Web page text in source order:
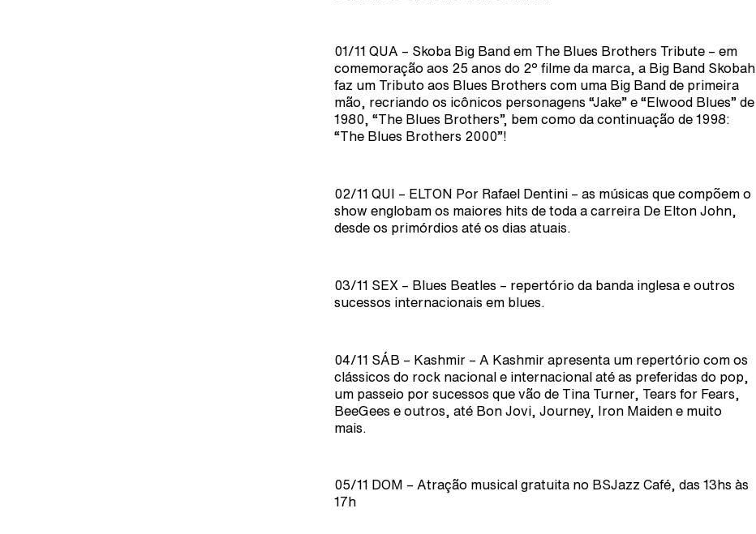
01/11 QUA – Skoba Big Band em The Blues Brothers Tribute – em
comemoração aos 25 anos do 2º filme da marca, a Big Band Skobah
faz um Tributo aos Blues Brothers com uma Big Band de primeira
mão, recriando os icônicos personagens “Jake” e “Elwood Blues” de
1980, “The Blues Brothers”, bem como da continuação de 1998:
“The Blues Brothers 2000”!
02/11 QUI – ELTON Por Rafael Dentini – as músicas que compõem o
show englobam os maiores hits de toda a carreira De Elton John,
desde os primórdios até os dias atuais.
03/11 SEX – Blues Beatles – repertório da banda inglesa e outros
sucessos internacionais em blues.
04/11 SÁB – Kashmir – A Kashmir apresenta um repertório com os
clássicos do rock nacional e internacional até as preferidas do pop,
um passeio por sucessos que vão de Tina Turner, Tears for Fears,
BeeGees e outros, até Bon Jovi, Journey, Iron Maiden e muito
mais.
05/11 DOM – Atração musical gratuita no BSJazz Café, das 13hs às
17h